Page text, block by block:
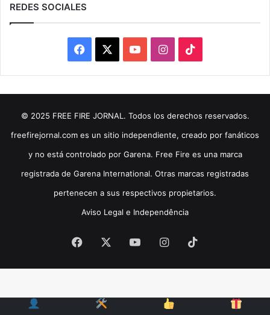
REDES SOCIALES
Facebook YouTubeInstagram
© 2025 FREE FIRE JORNAL. Todos los derechos reservados.
freefirejornal.com es un sitio independiente, creado por fanáticos
y no está controlado por Garena. Free Fire es una marca
registrada de Garena International. Otras marcas registradas
pertenecen a sus respectivos propietarios.
Aviso Legal e Independência
Facebook YouTubeInstagram